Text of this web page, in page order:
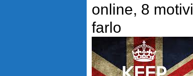
online, 8
farlo